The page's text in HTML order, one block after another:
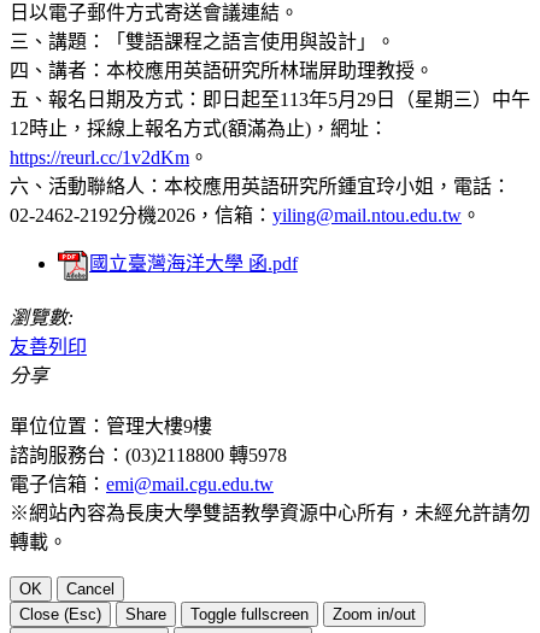
日以電子郵件方式寄送會議連結。
三、講題：「雙語課程之語言使用與設計」。
四、講者：本校應用英語研究所林瑞屏助理教授。
五、報名日期及方式：即日起至113年5月29日（星期三）中午
12時止，採線上報名方式(額滿為止)，網址：
https://reurl.cc/1v2dKm 。
六、活動聯絡人：本校應用英語研究所鍾宜玲小姐，電話：
02-2462-2192分機2026，信箱： yiling@mail.ntou.edu.tw 。
國立臺灣海洋大學 函.pdf
瀏覽數:
友善列印
分享
單位位置：管理大樓9樓
諮詢服務台：(03)2118800 轉5978
電子信箱： emi@mail.cgu.edu.tw
※網站內容為長庚大學雙語教學資源中心所有，未經允許請勿
轉載。
OK
Cancel
Close (Esc)
Share Toggle fullscreen
Zoom in/out